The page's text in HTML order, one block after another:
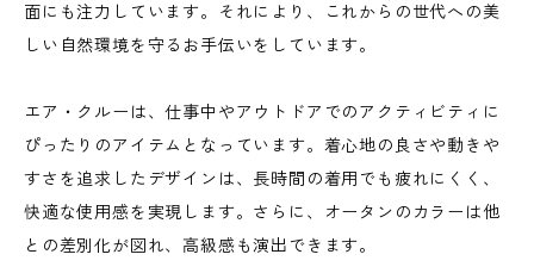
面にも注力しています。それにより、これからの世代への美
しい自然環境を守るお手伝いをしています。
エア・クルーは、仕事中やアウトドアでのアクティビティに
ぴったりのアイテムとなっています。着心地の良さや動きや
すさを追求したデザインは、長時間の着用でも疲れにくく、
快適な使用感を実現します。さらに、オータンのカラーは他
との差別化が図れ、高級感も演出できます。